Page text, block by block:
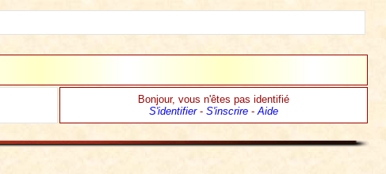
Bonjour, vous n'êtes pas identifié
S'identifier- S'inscrire-Aide